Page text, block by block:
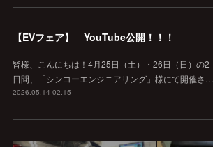
【EVフェア】 YouTube公開！！！
皆様、こんにちは！4月25日（土）・26日（日）の2
日間、「シンコーエンジニアリング」様にて開催さ…
2026.05.14 02:15